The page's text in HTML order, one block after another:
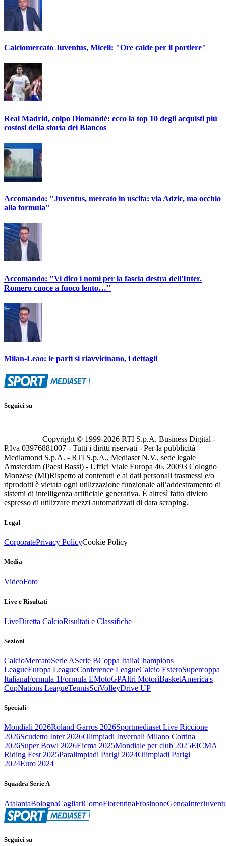
Calciomercato Juventus, Miceli: "Ore calde per il portiere"
Real Madrid, colpo Diomandé: ecco la top 10 degli acquisti più
costosi della storia dei Blancos
Accomando: "Juventus, mercato in uscita: via Adzic, ma occhio
alla formula"
Accomando: "Vi dico i nomi per la fascia destra dell'Inter.
Romero cuoce a fuoco lento…"
Milan-Leao: le parti si riavvicinano, i dettagli
Seguici su
Copyright © 1999-2026 RTI S.p.A. Business Digital -
P.Iva 03976881007 - Tutti i diritti riservati - Per la pubblicità
Mediamond S.p.A. - RTI S.p.A., Mediaset N.V., sede legale
Amsterdam (Paesi Bassi) - Uffici Viale Europa 46, 20093 Cologno
Monzese (MI)Rispetto ai contenuti e ai dati personali trasmessi e/o
riprodotti è vietata ogni utilizzazione funzionale all’addestramento di
sistemi di intelligenza artificiale generativa. È altresì fatto divieto
espresso di utilizzare mezzi automatizzati di data scraping.
Legal
CorporatePrivacy PolicyCookie Policy
Media
VideoFoto
Live e Risultati
LiveDiretta CalcioRisultati e Classifiche
Sezioni
CalcioMercatoSerie ASerie BCoppa ItaliaChampions
LeagueEuropa LeagueConference LeagueCalcio EsteroSupercoppa
ItalianaFormula 1Formula EMotoGPAltri MotoriBasketAmerica's
CupNations LeagueTennisSciVolleyDrive UP
Speciali
Mondiali 2026Roland Garros 2026Sportmediaset Live Riccione
2026Scudetto Inter 2026Olimpiadi Invernali Milano Cortina
2026Super Bowl 2026Eicma 2025Mondiale per club 2025EICMA
Riding Fest 2025Paralimpiadi Parigi 2024Olimpiadi Parigi
2024Euro 2024
Squadra Serie A
AtalantaBolognaCagliariComoFiorentinaFrosinoneGenoaInter
Seguici su